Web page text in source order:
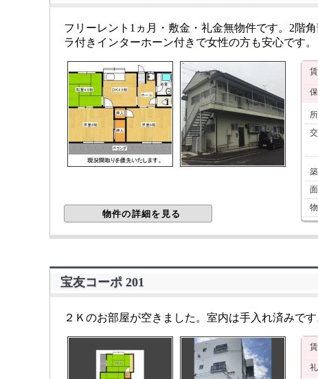
フリーレント1ヵ月・敷金・礼金無物件です。2階
ラ付きインターホーン付きで女性の方も安心です
物件の詳細を見る
宝友コーポ 201
２Ｋのお部屋が空きました。室内は手入れ済みで